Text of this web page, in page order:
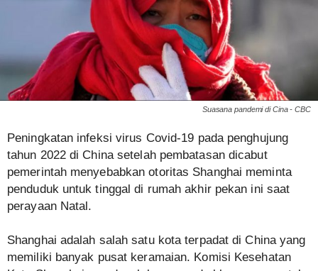
Suasana pandemi di Cina - CBC
Peningkatan infeksi virus Covid-19 pada penghujung
tahun 2022 di China setelah pembatasan dicabut
pemerintah menyebabkan otoritas Shanghai meminta
penduduk untuk tinggal di rumah akhir pekan ini saat
perayaan Natal.
Shanghai adalah salah satu kota terpadat di China yang
memiliki banyak pusat keramaian. Komisi Kesehatan